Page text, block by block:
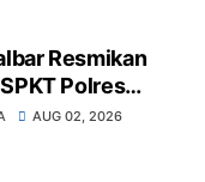
Resmikan
Polres
Komitmen
AUG 02, 2026